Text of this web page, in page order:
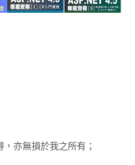
亦無損於我之所有；